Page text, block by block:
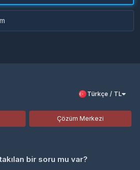
Türkçe / TL
Çözüm Merkezi
takılan bir soru mu var?